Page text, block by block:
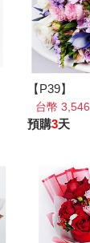
【P39】
台幣 3,546
預購3天